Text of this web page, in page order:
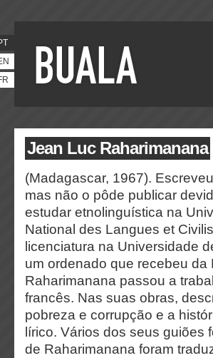
Jean Luc Raharimanana
(Madagascar, 1967).
mas não o pôde publicar
estudar etnolinguística na
National des Langues et
licenciatura na Universidade
um ordenado que recebeu
Raharimanana passou a
francês. Nas suas obras,
pobreza e corrupção e a
lírico. Vários dos seus guiões
de Raharimanana foram